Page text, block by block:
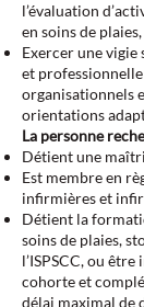
l’évaluation
en soins de
Exercer une
et
organisationnels
orientations
La personne
Détient une
Est membre en
infirmières et
Détient la
soins de plaies,
l’ISPSCC, ou
cohorte et
délai maximal de